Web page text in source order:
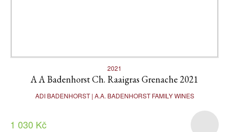
2021
A A Badenhorst Ch. Raaigras Grenache 2021
ADI BADENHORST | A.A. BADENHORST FAMILY WINES
1 030 Kč